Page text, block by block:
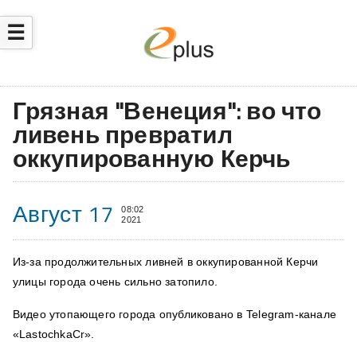
☰
​Грязная "Венеция": во что
ливень превратил
оккупированную Керчь
Август 17
08:02
2021
Из-запродолжительных ливней в оккупированной Керчи
улицы города очень сильно затопило.
Видео утопающего города опубликовано в Telegram-канале
«LastochkaCr».